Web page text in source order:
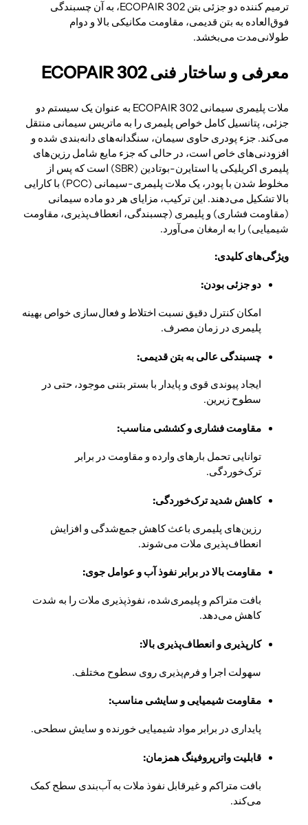
ترمیم کننده دو جزئی بتن ECOPAIR 302، به آن چسبندگی
فوق‌العاده به بتن قدیمی، مقاومت مکانیکی بالا و دوام
طولانی‌مدت می‌بخشد.
معرفی و ساختار فنی ECOPAIR 302
ملات پلیمری سیمانی ECOPAIR 302 به عنوان یک سیستم دو
جزئی، پتانسیل کامل خواص پلیمری را به ماتریس سیمانی منتقل
می‌کند. جزء پودری حاوی سیمان، سنگدانه‌های دانه‌بندی شده و
افزودنی‌های خاص است، در حالی که جزء مایع شامل رزین‌های
پلیمری اکریلیکی یا استایرن-بوتادین (SBR) است که پس از
مخلوط شدن با پودر، یک ملات پلیمری-سیمانی (PCC) با کارایی
بالا تشکیل می‌دهند. این ترکیب، مزایای هر دو ماده سیمانی
(مقاومت فشاری) و پلیمری (چسبندگی، انعطاف‌پذیری، مقاومت
شیمیایی) را به ارمغان می‌آورد.
ویژگی‌های کلیدی:
دو جزئی بودن:
امکان کنترل دقیق نسبت اختلاط و فعال‌سازی خواص بهینه
پلیمری در زمان مصرف.
چسبندگی عالی به بتن قدیمی:
ایجاد پیوندی قوی و پایدار با بستر بتنی موجود، حتی در
سطوح زیرین.
مقاومت فشاری و کششی مناسب:
توانایی تحمل بارهای وارده و مقاومت در برابر
ترک‌خوردگی.
کاهش شدید ترک‌خوردگی:
رزین‌های پلیمری باعث کاهش جمع‌شدگی و افزایش
انعطاف‌پذیری ملات می‌شوند.
مقاومت بالا در برابر نفوذ آب و عوامل جوی:
بافت متراکم و پلیمری‌شده، نفوذپذیری ملات را به شدت
کاهش می‌دهد.
کارپذیری و انعطاف‌پذیری بالا:
سهولت اجرا و فرم‌پذیری روی سطوح مختلف.
مقاومت شیمیایی و سایشی مناسب:
پایداری در برابر مواد شیمیایی خورنده و سایش سطحی.
قابلیت واترپروفینگ همزمان:
بافت متراکم و غیرقابل نفوذ ملات به آب‌بندی سطح کمک
می‌کند.